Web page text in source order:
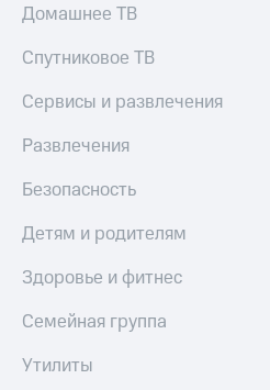
Домашнее ТВ
Спутниковое ТВ
Сервисы и развлечения
Развлечения
Безопасность
Детям и родителям
Здоровье и фитнес
Семейная группа
Утилиты